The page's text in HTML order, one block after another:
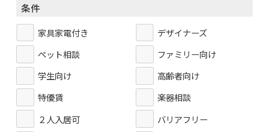
条件
家具家電付き
デザイナーズ
ペット相談
ファミリー向け
学生向け
高齢者向け
特優賃
楽器相談
２人入居可
バリアフリー